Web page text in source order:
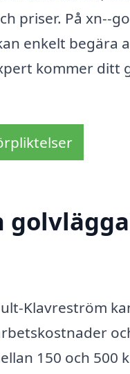
priser. På xn--
enkelt begära
kommer ditt
Klavreström
150 och 500